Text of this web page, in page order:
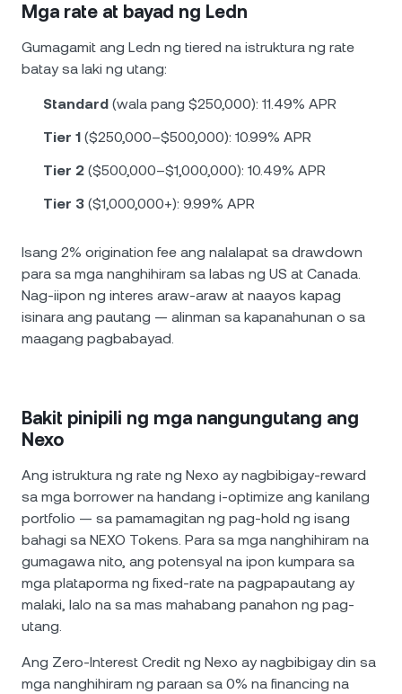
Mga rate at bayad ng Ledn
Gumagamit ang Ledn ng tiered na istruktura ng rate
batay sa laki ng utang:
Standard (wala pang $250,000): 11.49% APR
Tier 1 ($250,000–$500,000): 10.99% APR
Tier 2 ($500,000–$1,000,000): 10.49% APR
Tier 3 ($1,000,000+): 9.99% APR
Isang 2% origination fee ang nalalapat sa drawdown
para sa mga nanghihiram sa labas ng US at Canada.
Nag-iipon ng interes araw-araw at naayos kapag
isinara ang pautang — alinman sa kapanahunan o sa
maagang pagbabayad.
Bakit pinipili ng mga nangungutang ang
Nexo
Ang istruktura ng rate ng Nexo ay nagbibigay-reward
sa mga borrower na handang i-optimize ang kanilang
portfolio — sa pamamagitan ng pag-hold ng isang
bahagi sa NEXO Tokens. Para sa mga nanghihiram na
gumagawa nito, ang potensyal na ipon kumpara sa
mga plataporma ng fixed-rate na pagpapautang ay
malaki, lalo na sa mas mahabang panahon ng pag-
utang.
Ang Zero-Interest Credit ng Nexo ay nagbibigay din sa
mga nanghihiram ng paraan sa 0% na financing na